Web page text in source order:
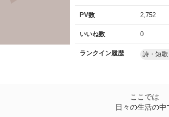
PV数 2,752
いいね数 0
ランクイン履歴 詩・短
ここでは
日々の生活の中